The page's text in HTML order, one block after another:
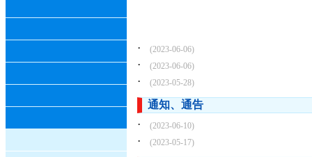
· (2023-06-06)
· (2023-06-06)
· (2023-05-28)
通知、通告
·
(2023-06-10)
· (2023-05-17)